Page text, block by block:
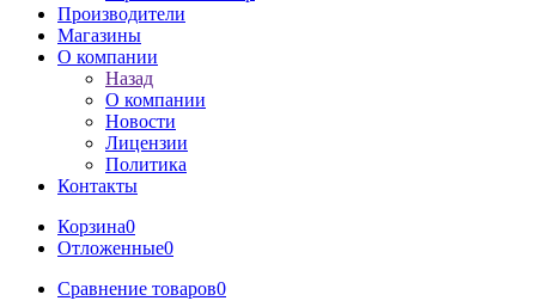
Производители
Магазины
О компании
Назад
О компании
Новости
Лицензии
Политика
Контакты
Корзина0
Отложенные0
Сравнение товаров0